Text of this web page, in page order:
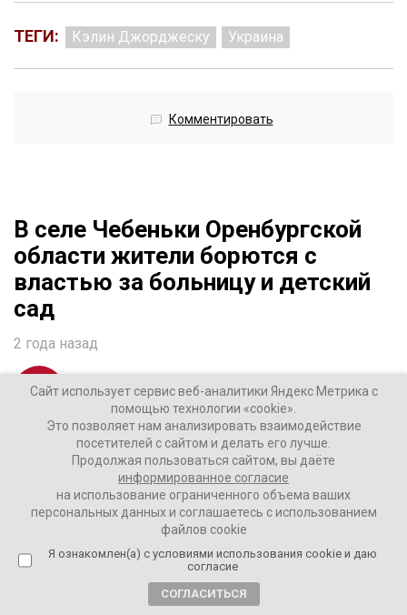
ТЕГИ: Кэлин Джорджеску Украина
Комментировать
В селе Чебеньки Оренбургской
области жители борются с
властью за больницу и детский
сад
2 года назад
ВАШИ НОВОСТИ
Люди уже обратились со своей проблемой к Ксении
Собчак и собираются дойти до Путина.
В селе много лет действовала больница с
полноценным стационаром. Несколько лет назад
половину здания занял детский сад – его перевели из
другого помещения, признанного аварийным.
Правда, потом в нем разместилась администрация.
Сайт использует сервис веб-аналитики Яндекс Метрика с
помощью технологии «cookie».
Это позволяет нам анализировать взаимодействие
посетителей с сайтом и делать его лучше.
Продолжая пользоваться сайтом, вы даёте
информированное согласие
на использование ограниченного объема ваших
персональных данных и соглашаетесь с использованием
файлов cookie
Я ознакомлен(а) с условиями использования cookie и даю
согласие
СОГЛАСИТЬСЯ